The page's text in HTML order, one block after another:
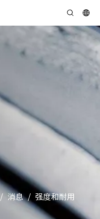
/ 消息 / 强度和耐用